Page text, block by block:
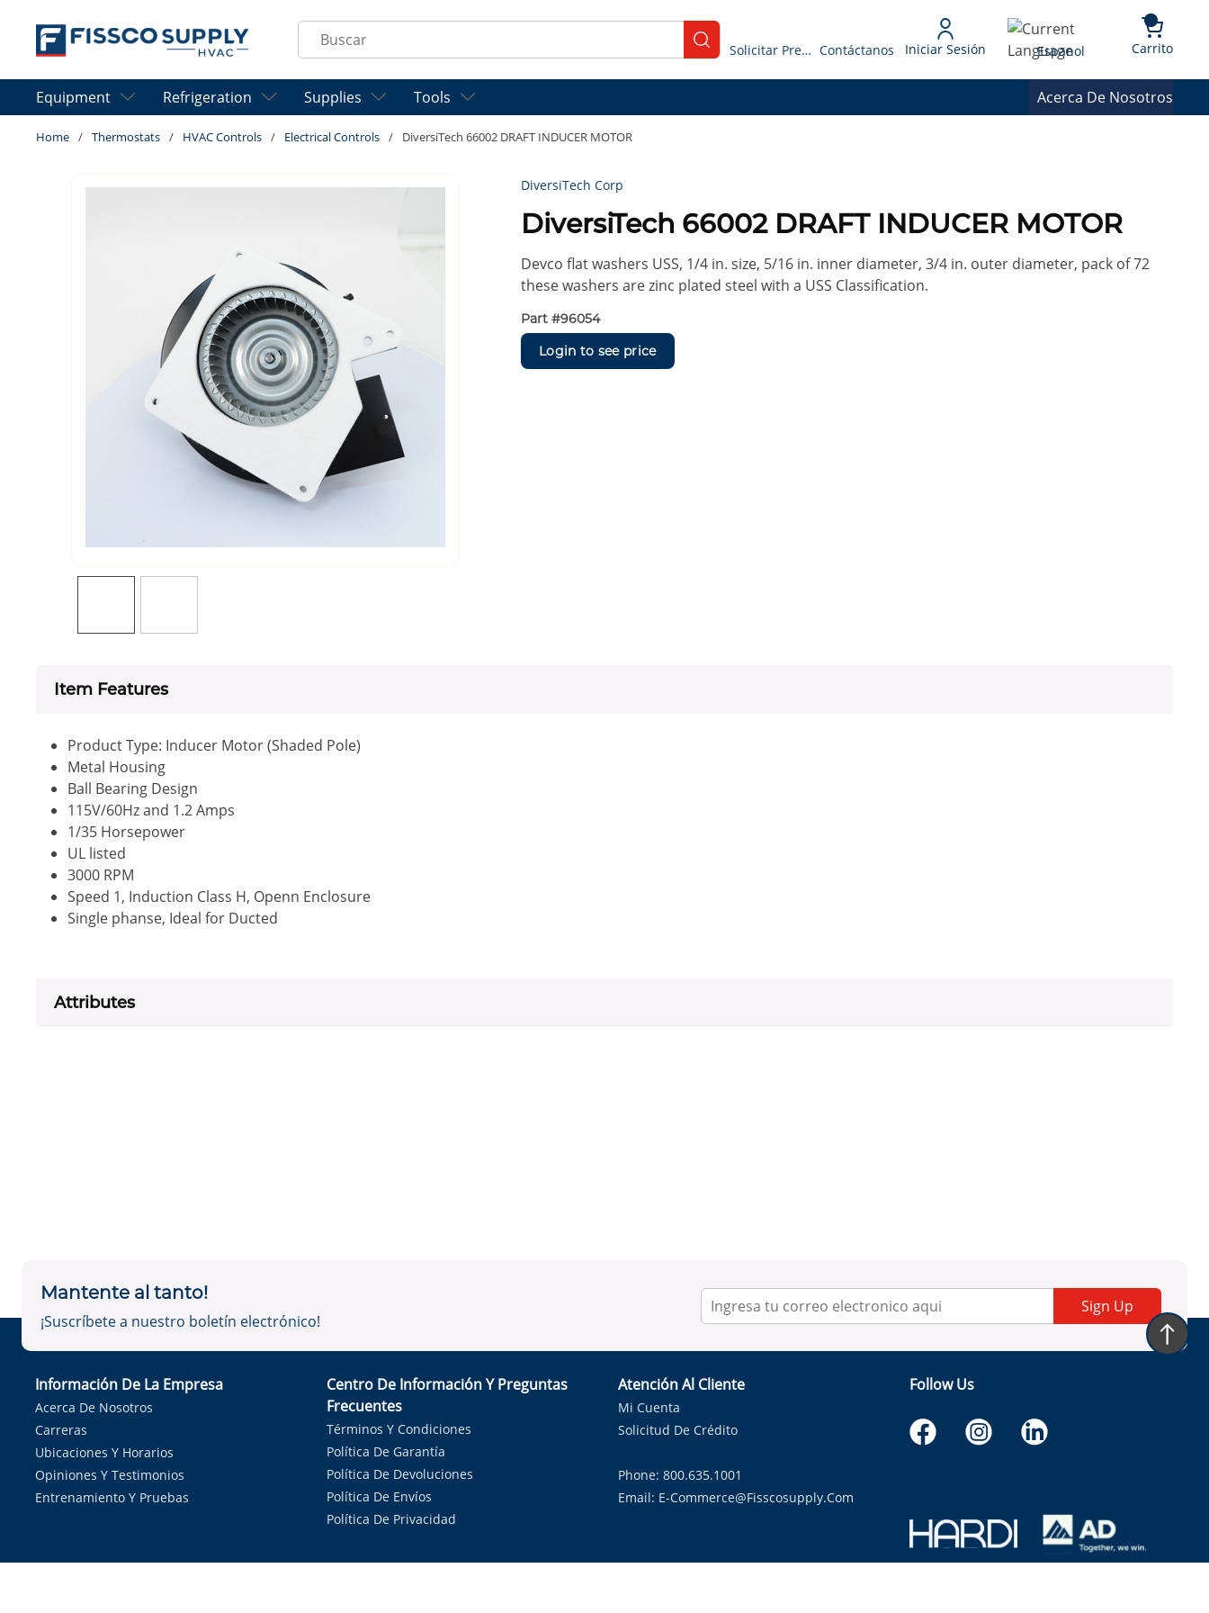
Skip to main content
Site Search
submit search
Solicitar Presupuesto Contáctanos Iniciar Sesión Language
Espanol Carrito{0}
Equipment Refrigeration Supplies Tools Acerca De Nosotros
Home / Thermostats / HVAC Controls / Electrical Controls / DiversiTech 66002 DRAFT INDUCER MOTOR
DiversiTech Corp
DiversiTech 66002 DRAFT INDUCER MOTOR
Devco flat washers USS, 1/4 in. size, 5/16 in. inner diameter, 3/4 in. outer diameter, pack of 72
these washers are zinc plated steel with a USS Classification.
Part #96054
Login to see price
Item Features
Product Type: Inducer Motor (Shaded Pole)
Metal Housing
Ball Bearing Design
115V/60Hz and 1.2 Amps
1/35 Horsepower
UL listed
3000 RPM
Speed 1, Induction Class H, Openn Enclosure
Single phanse, Ideal for Ducted
Attributes
Mantente al tanto!
¡Suscríbete a nuestro boletín electrónico!
Sign Up
Información De La Empresa
Acerca De Nosotros
Carreras
Ubicaciones Y Horarios
Opiniones Y Testimonios
Entrenamiento Y Pruebas
Centro De Información Y Preguntas
Frecuentes
Términos Y Condiciones
Política De Garantía
Política De Devoluciones
Política De Envíos
Política De Privacidad
Atención Al Cliente
Mi Cuenta
Solicitud De Crédito
Phone: 800.635.1001
Email: E-Commerce@fisscosupply.com
Follow Us